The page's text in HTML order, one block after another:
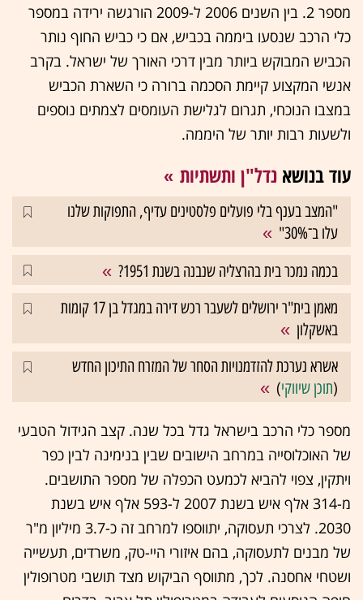
מספר 2. בין השנים 2006 ל-2009 הורגשה ירידה במספר
כלי הרכב שנסעו ביממה בכביש, אם כי כביש החוף נותר
הכביש המבוקש ביותר מבין דרכי האורך של ישראל. בקרב
אנשי המקצוע קיימת הסכמה ברורה כי השארת הכביש
במצבו הנוכחי, תגרום לגלישת העומסים לצמתים נוספים
ולשעות רבות יותר של היממה.
עוד בנושא נדל"ן ותשתיות
"המצב בענף בלי פועלים פלסטינים עדיף, התפוקות שלנו
עלו ב־30%"
בכמה נמכר בית בהרצליה שנבנה בשנת 1951?
מאמן בית"ר ירושלים לשעבר רכש דירה במגדל בן 17 קומות
באשקלון
אשרא נערכת להזדמנויות הסחר של המזרח התיכון החדש
(תוכן שיווקי)
מספר כלי הרכב בישראל גדל בכל שנה. קצב הגידול הטבעי
של האוכלוסייה במרחב הישובים שבין בנימינה לבין כפר
ויתקין, צפוי להביא לכמעט הכפלה של מספר התושבים.
מ-314 אלף איש בשנת 2007 ל-593 אלף איש בשנת
2030. לצרכי תעסוקה, יתווספו למרחב זה כ-3.7 מיליון מ"ר
של מבנים לתעסוקה, בהם איזורי היי-טק, משרדים, תעשייה
ושטחי אחסנה. לכך, מתווסף הביקוש מצד תושבי מטרופולין